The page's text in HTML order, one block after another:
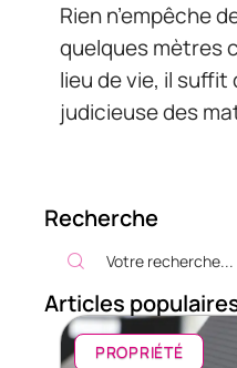
Rien n’empêche
quelques mètres
lieu de vie, il suffit
judicieuse des
Recherche
Articles
PROPRIÉTÉ